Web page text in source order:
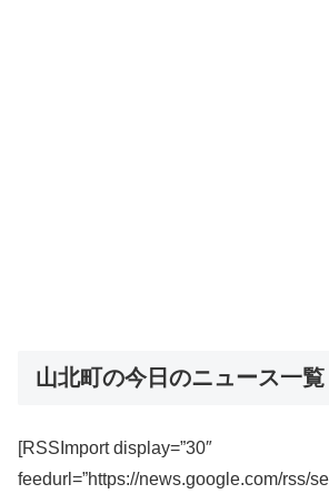
山北町の今日のニュース一覧
[RSSImport display=”30″
feedurl=”https://news.google.com/rss/